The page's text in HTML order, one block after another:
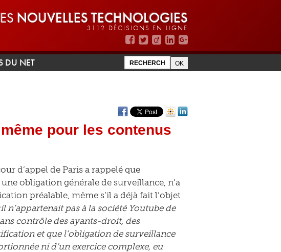
NOUVELLES TECHNOLOGIES
3112 DÉCISIONS EN LIGNE
DU NET
pour les contenus
d’appel de Paris a rappelé que
obligation générale de surveillance, n’a
préalable, même s’il a déjà fait l’objet
n’appartenait pas à la société Youtube de
contrôle des ayants-droit, des
et que l’obligation de surveillance
ni d’un exercice complexe, eu